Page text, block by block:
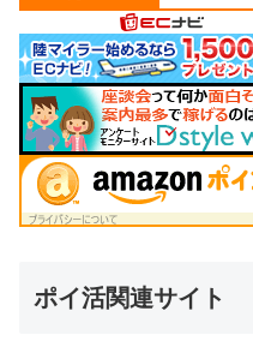
ポイ活関連サイト